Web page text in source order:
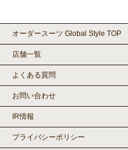
オーダースーツ Global Style TOP
店舗一覧
よくある質問
お問い合わせ
IR情報
プライバシーポリシー